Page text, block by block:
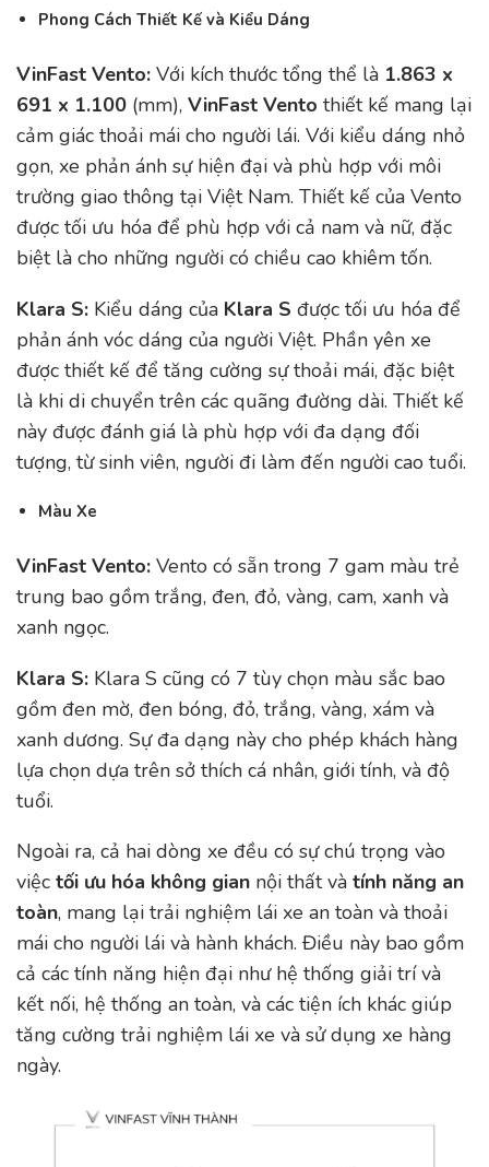
Phong Cách Thiết Kế và Kiểu Dáng
VinFast Vento: Với kích thước tổng thể là 1.863 x
691 x 1.100 (mm), VinFast Vento thiết kế mang lại
cảm giác thoải mái cho người lái. Với kiểu dáng nhỏ
gọn, xe phản ánh sự hiện đại và phù hợp với môi
trường giao thông tại Việt Nam. Thiết kế của Vento
được tối ưu hóa để phù hợp với cả nam và nữ, đặc
biệt là cho những người có chiều cao khiêm tốn.
Klara S: Kiểu dáng của Klara S được tối ưu hóa để
phản ánh vóc dáng của người Việt. Phần yên xe
được thiết kế để tăng cường sự thoải mái, đặc biệt
là khi di chuyển trên các quãng đường dài. Thiết kế
này được đánh giá là phù hợp với đa dạng đối
tượng, từ sinh viên, người đi làm đến người cao tuổi.
Màu Xe
VinFast Vento: Vento có sẵn trong 7 gam màu trẻ
trung bao gồm trắng, đen, đỏ, vàng, cam, xanh và
xanh ngọc.
Klara S: Klara S cũng có 7 tùy chọn màu sắc bao
gồm đen mờ, đen bóng, đỏ, trắng, vàng, xám và
xanh dương. Sự đa dạng này cho phép khách hàng
lựa chọn dựa trên sở thích cá nhân, giới tính, và độ
tuổi.
Ngoài ra, cả hai dòng xe đều có sự chú trọng vào
việc tối ưu hóa không gian nội thất và tính năng an
toàn, mang lại trải nghiệm lái xe an toàn và thoải
mái cho người lái và hành khách. Điều này bao gồm
cả các tính năng hiện đại như hệ thống giải trí và
kết nối, hệ thống an toàn, và các tiện ích khác giúp
tăng cường trải nghiệm lái xe và sử dụng xe hàng
ngày.